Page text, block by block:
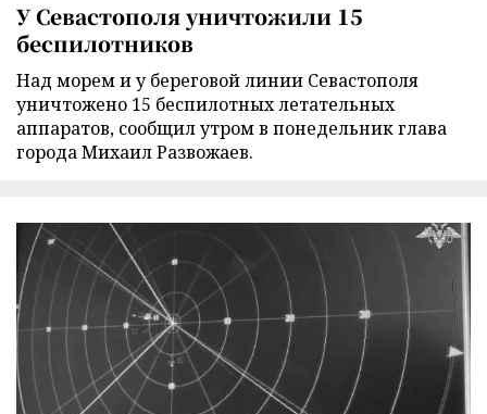
У Севастополя уничтожили 15
беспилотников
Над морем и у береговой линии Севастополя
уничтожено 15 беспилотных летательных
аппаратов, сообщил утром в понедельник глава
города Михаил Развожаев.